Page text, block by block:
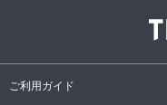
ご利用ガイド